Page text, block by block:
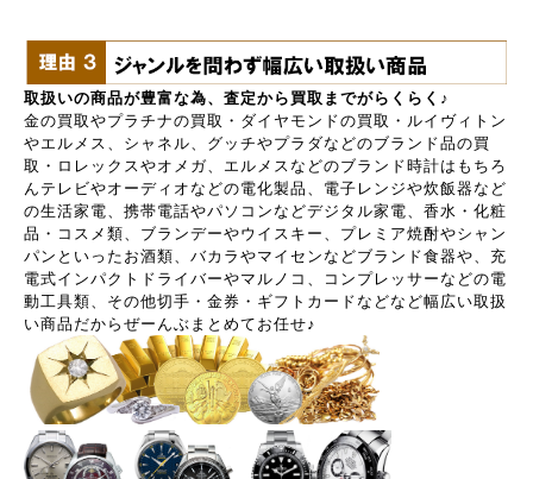
取扱いの商品が豊富な為、査定から買取までがらくらく♪
金の買取やプラチナの買取・ダイヤモンドの買取・ルイヴィトン
やエルメス、シャネル、グッチやプラダなどのブランド品の買
取・ロレックスやオメガ、エルメスなどのブランド時計はもちろ
んテレビやオーディオなどの電化製品、電子レンジや炊飯器など
の生活家電、携帯電話やパソコンなどデジタル家電、香水・化粧
品・コスメ類、ブランデーやウイスキー、プレミア焼酎やシャン
パンといったお酒類、バカラやマイセンなどブランド食器や、充
電式インパクトドライバーやマルノコ、コンプレッサーなどの電
動工具類、その他切手・金券・ギフトカードなどなど幅広い取扱
い商品だからぜーんぶまとめてお任せ♪